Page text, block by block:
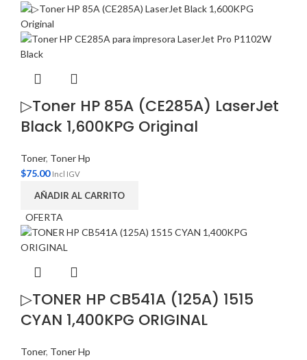
▷Toner HP 85A (CE285A) LaserJet
Black 1,600KPG Original
Toner, Toner Hp
$75.00 Incl IGV
AÑADIR AL CARRITO
OFERTA
▷TONER HP CB541A (125A) 1515
CYAN 1,400KPG ORIGINAL
Toner, Toner Hp